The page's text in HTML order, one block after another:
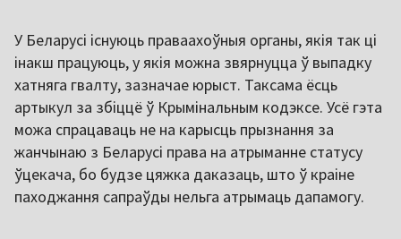
У Беларусі існуюць праваахоўныя органы, якія так ці
інакш працуюць, у якія можна звярнуцца ў выпадку
хатняга гвалту, зазначае юрыст. Таксама ёсць
артыкул за збіццё ў Крымінальным кодэксе. Усё гэта
можа спрацаваць не на карысць прызнання за
жанчынаю з Беларусі права на атрыманне статусу
ўцекача, бо будзе цяжка даказаць, што ў краіне
паходжання сапраўды нельга атрымаць дапамогу.